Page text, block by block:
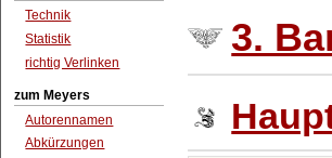
Technik
Statistik
richtig Verlinken
zum Meyers
Autorennamen
Abkürzungen
3.